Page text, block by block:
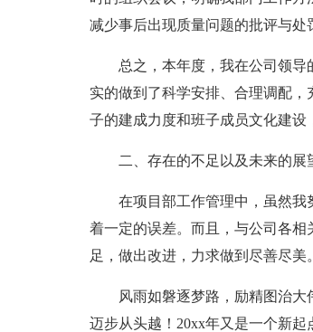
减少事后出现质量问题的批评与处
总之，本年度，我在公司领
实的做到了科学安排、合理调配
子的建成力度和班子成员文化建设
二、存在的不足以及未来的展
在项目部工作管理中，虽然
着一定的误差。而且，与公司各
足，做出改进，力求做到尽善尽美。
风雨如磐逐梦路，励精图治
迈步从头越！20xx年又是一个新